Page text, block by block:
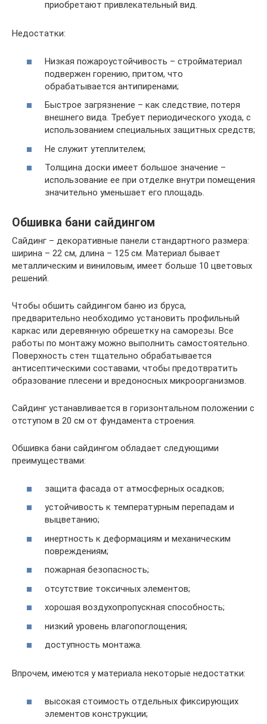
приобретают привлекательный вид.
Недостатки:
Низкая пожароустойчивость – стройматериал
подвержен горению, притом, что
обрабатывается антипиренами;
Быстрое загрязнение – как следствие, потеря
внешнего вида. Требует периодического ухода, с
использованием специальных защитных средств;
Не служит утеплителем;
Толщина доски имеет большое значение –
использование ее при отделке внутри помещения
значительно уменьшает его площадь.
Обшивка бани сайдингом
Сайдинг – декоративные панели стандартного размера:
ширина – 22 см, длина – 125 см. Материал бывает
металлическим и виниловым, имеет больше 10 цветовых
решений.
Чтобы обшить сайдингом баню из бруса,
предварительно необходимо установить профильный
каркас или деревянную обрешетку на саморезы. Все
работы по монтажу можно выполнить самостоятельно.
Поверхность стен тщательно обрабатывается
антисептическими составами, чтобы предотвратить
образование плесени и вредоносных микроорганизмов.
Сайдинг устанавливается в горизонтальном положении с
отступом в 20 см от фундамента строения.
Обшивка бани сайдингом обладает следующими
преимуществами:
защита фасада от атмосферных осадков;
устойчивость к температурным перепадам и
выцветанию;
инертность к деформациям и механическим
повреждениям;
пожарная безопасность;
отсутствие токсичных элементов;
хорошая воздухопропускная способность;
низкий уровень влагопоглощения;
доступность монтажа.
Впрочем, имеются у материала некоторые недостатки:
высокая стоимость отдельных фиксирующих
элементов конструкции;